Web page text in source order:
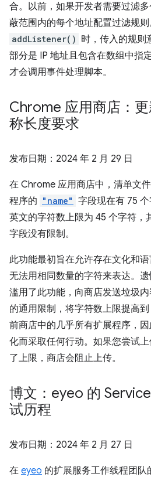
合。以前，如果开发者需要过滤
蔽范围内的每个地址配置过滤规
addListener() 时，传入的规则
部分是 IP 地址且包含在数组中指
才会调用事件处理脚本。
Chrome 应用商店：
称长度要求
发布日期： 2024 年 2 月 29 日
在 Chrome 应用商店中，清单文
程序的 "name" 字段现在有 75
英文的字符数上限为 45 个字符，
字段没有限制。
此功能最初旨在允许存在文化和
无法用相同数量的字符来表达。
滥用了此功能，向商店发送垃圾
的通用限制，将字符数上限提高
前商店中的几乎所有扩展程序，
化而采取任何行动。如果您尝试
了上限，商店会阻止上传。
博文：eyeo 的
试历程
发布日期： 2024 年 2 月 27 日
在 eyeo 的扩展服务工作线程团